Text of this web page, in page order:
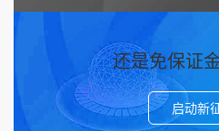
还是免保证
启动新